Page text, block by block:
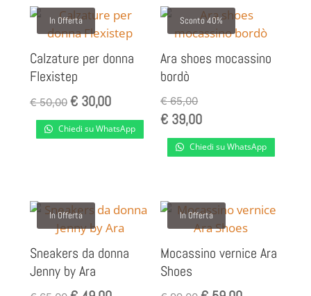
In Offerta
Calzature per donna
Flexistep
€50,00 Il
prezzo
originale
€30,00Il
prezzo
attuale
Chiedi su WhatsApp
Sconto 40%
Ara shoes mocassino
bordò
€65,00
€ 39,00
Chiedi su WhatsApp
In Offerta
Sneakers da donna
Jenny by Ara
In Offerta
Mocassino vernice Ara
Shoes